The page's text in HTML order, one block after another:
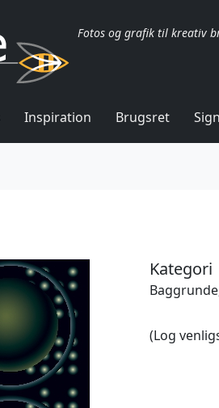
Fotos og grafik til kreativ
Inspiration Brugsret
Kategori
(Log